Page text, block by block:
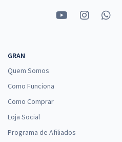
GRAN
Quem Somos
Como Funciona
Como Comprar
Loja Social
Programa de Afiliados